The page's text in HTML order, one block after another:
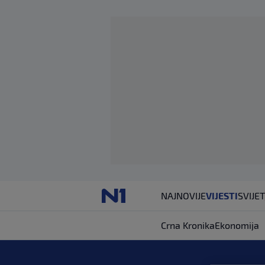
NAJNOVIJEVIJESTISVIJET
Crna KronikaEkonomija